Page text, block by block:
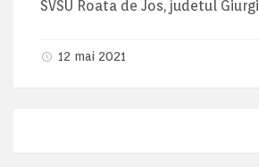
SVSU Roata de Jos, judetul
12 mai 2021